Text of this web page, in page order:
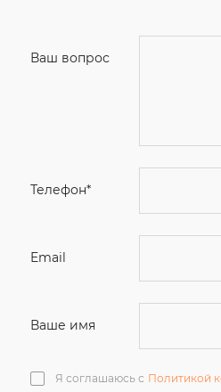
Ваш вопрос
Я соглашаюсь с